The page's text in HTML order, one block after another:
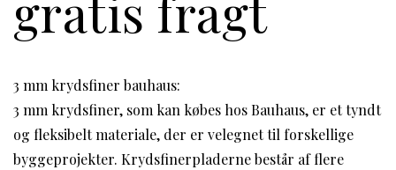
3 mm krydsfiner bauhaus:
3 mm krydsfiner, som kan købes hos Bauhaus, er et tyndt
og fleksibelt materiale, der er velegnet til forskellige
byggeprojekter. Krydsfinerpladerne består af flere